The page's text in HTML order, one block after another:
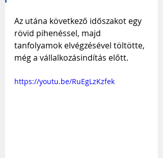
Az utána következő időszakot egy
rövid pihenéssel, majd
tanfolyamok elvégzésével töltötte,
még a vállalkozásindítás előtt.
https://youtu.be/RuEgLzKzfek